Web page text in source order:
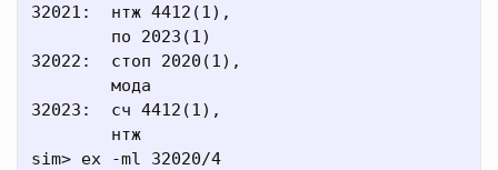
32021:  нтж 4412(1),
        по 2023(1)
32022:  стоп 2020(1),
        мода
32023:  сч 4412(1),
        нтж
sim> ex -ml 32020/4